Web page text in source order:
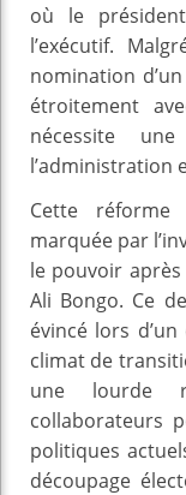
où le
l’exécutif.
nomination
étroitement
nécessite
l’administration
Cette
marquée par
le pouvoir
Ali Bongo. Ce
évincé lors
climat de
une lourde
collaborateurs
politiques
découpage